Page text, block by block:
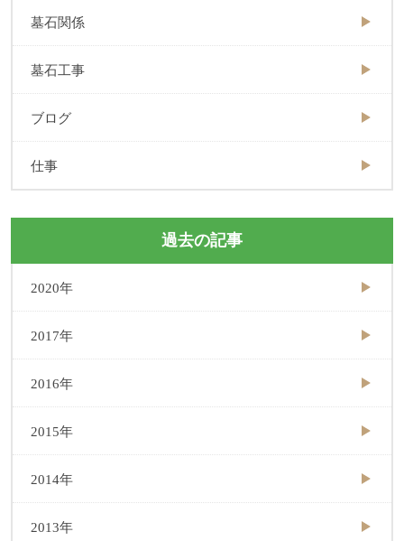
墓石関係
墓石工事
ブログ
仕事
過去の記事
2020年
2017年
2016年
2015年
2014年
2013年